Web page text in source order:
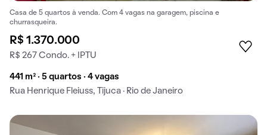
Casa de 5 quartos à venda. Com 4 vagas na garagem, piscina e
churrasqueira.
R$ 1.370.000
R$ 267 Condo. + IPTU
441 m² · 5 quartos · 4 vagas
Rua Henrique Fleiuss, Tijuca · Rio de Janeiro